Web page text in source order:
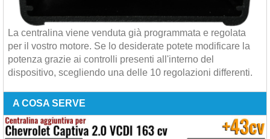
La centralina viene venduta già programmata e regolata
per il vostro motore. Se lo desiderate potete modificare la
potenza grazie ai controlli presenti all'interno del
dispositivo, scegliendo una delle 10 regolazioni differenti.
A COSA SERVE